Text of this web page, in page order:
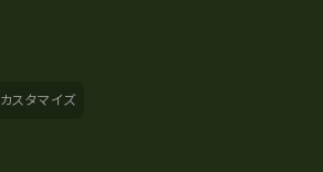
カスタマイズ